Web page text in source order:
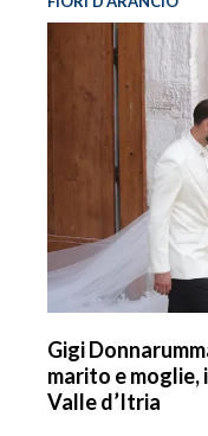
Gigi
marito e moglie,
Valle d’Itria